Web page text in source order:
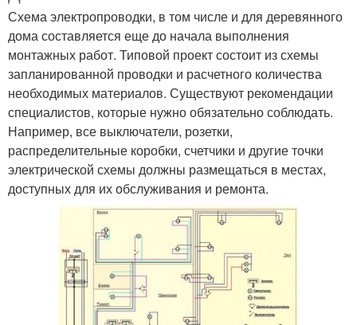
Схема электропроводки, в том числе и для деревянного
дома составляется еще до начала выполнения
монтажных работ. Типовой проект состоит из схемы
запланированной проводки и расчетного количества
необходимых материалов. Существуют рекомендации
специалистов, которые нужно обязательно соблюдать.
Например, все выключатели, розетки,
распределительные коробки, счетчики и другие точки
электрической схемы должны размещаться в местах,
доступных для их обслуживания и ремонта.